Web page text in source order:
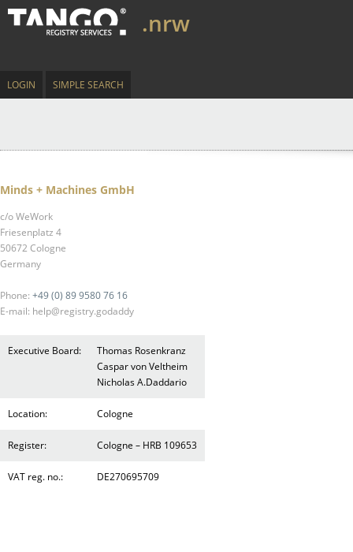
.nrw
LOGIN SIMPLE SEARCH
Minds + Machines GmbH
c/o WeWork
Friesenplatz 4
50672 Cologne
Germany
Phone: +49 (0) 89 9580 76 16
E-mail: help@registry.godaddy
Executive Board:
Thomas Rosenkranz
Caspar von Veltheim
Nicholas A.Daddario
Location: Cologne
Register: Cologne – HRB 109653
VAT reg. no.: DE270695709